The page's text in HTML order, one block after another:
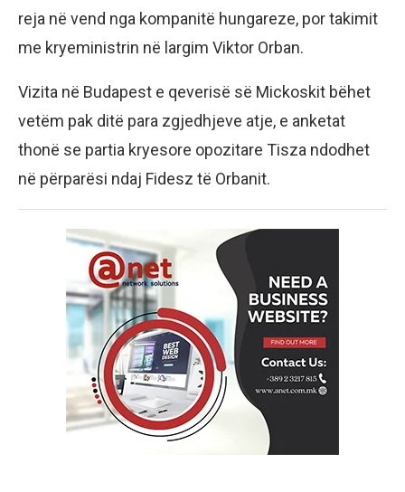
reja në vend nga kompanitë hungareze, por takimit
me kryeministrin në largim Viktor Orban.
Vizita në Budapest e qeverisë së Mickoskit bëhet
vetëm pak ditë para zgjedhjeve atje, e anketat
thonë se partia kryesore opozitare Tisza ndodhet
në përparësi ndaj Fidesz të Orbanit.